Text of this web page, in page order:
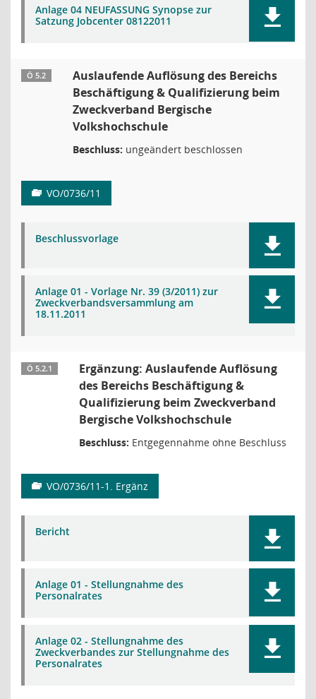
Anlage 04 NEUFASSUNG Synopse zur
Satzung Jobcenter 08122011
Ö 5.2
Auslaufende Auflösung des Bereichs
Beschäftigung & Qualifizierung beim
Zweckverband Bergische
Volkshochschule
Beschluss: ungeändert beschlossen
VO/0736/11
Beschlussvorlage
Anlage 01 - Vorlage Nr. 39 (3/2011) zur
Zweckverbandsversammlung am
18.11.2011
Ö 5.2.1
Ergänzung: Auslaufende Auflösung
des Bereichs Beschäftigung &
Qualifizierung beim Zweckverband
Bergische Volkshochschule
Beschluss: Entgegennahme ohne Beschluss
VO/0736/11-1. Ergänz
Bericht
Anlage 01 - Stellungnahme des
Personalrates
Anlage 02 - Stellungnahme des
Zweckverbandes zur Stellungnahme des
Personalrates